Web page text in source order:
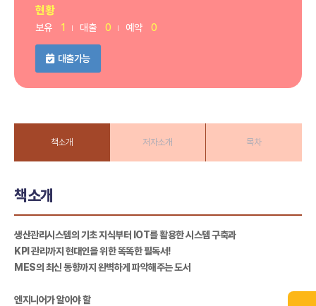
현황
보유 1 대출 0 예약 0
대출가능
책소개 저자소개 목차
책소개
생산관리시스템의 기초 지식부터 IOT를 활용한 시스템 구축과
KPI 관리까지 현대인을 위한 똑똑한 필독서!
MES의 최신 동향까지 완벽하게 파악해주는 도서
엔지니어가 알아야 할